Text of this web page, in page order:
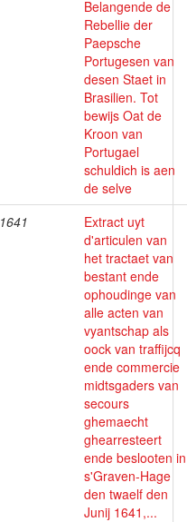
Belangende de
Rebellie der
Paepsche
Portugesen van
desen Staet in
Brasilien. Tot
bewijs Oat de
Kroon van
Portugael
schuldich is aen
de selve
1641
Extract uyt
d'articulen van
het tractaet van
bestant ende
ophoudinge van
alle acten van
vyantschap als
oock van traffijcq
ende commercie
midtsgaders van
secours
ghemaecht
ghearresteert
ende beslooten in
s'Graven-Hage
den twaelf den
Junij 1641,...